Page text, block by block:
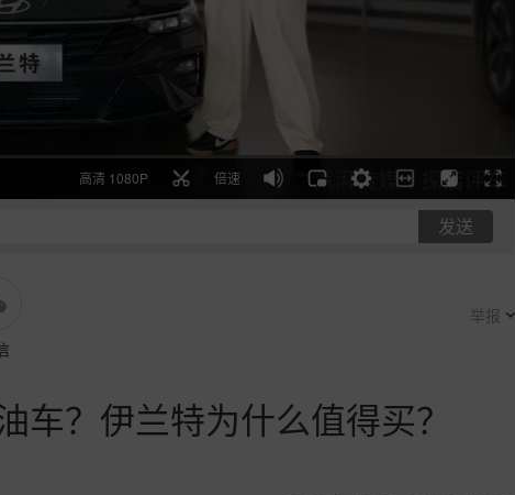
高清 1080P 倍速
发送
举报
车？伊兰特为什么值得买？